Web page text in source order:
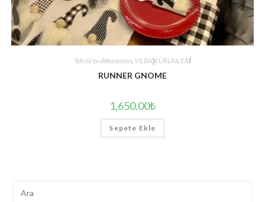
Tekstil ev dekorasyon YILBAŞI ÜRÜNLERİ
RUNNER GNOME
1,650.00₺
Sepete Ekle